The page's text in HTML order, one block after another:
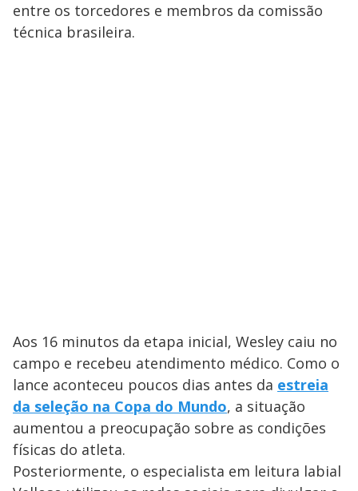
entre os torcedores e membros da comissão
técnica brasileira.
Aos 16 minutos da etapa inicial, Wesley caiu no
campo e recebeu atendimento médico. Como o
lance aconteceu poucos dias antes da estreia
da seleção na Copa do Mundo, a situação
aumentou a preocupação sobre as condições
físicas do atleta.
Posteriormente, o especialista em leitura labial